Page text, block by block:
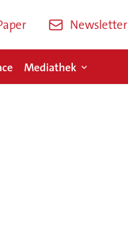
Newsletter
Mediathek